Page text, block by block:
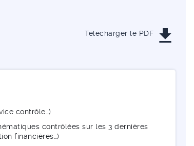
Télécharger le PDF get_app
contrôle…)
contrôlées sur les 3 dernières
financières…)